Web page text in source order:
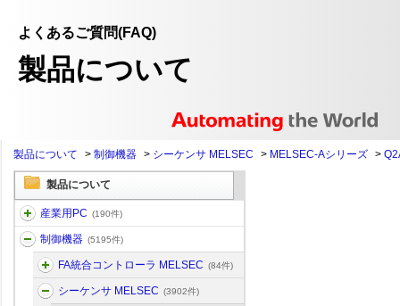
よくあるご質問(FAQ)
製品について
製品について > 制御機器 > シーケンサ MELSEC > MELSEC-Aシリーズ >
製品について
産業用PC (190件)
制御機器 (5195件)
FA統合コントローラ MELSEC (84件)
シーケンサ MELSEC (3902件)